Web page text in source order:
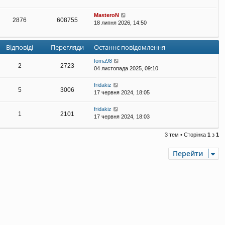
2876 608755
MasteroN
18 липня 2026, 14:50
Відповіді Перегляди Останнє повідомлення
2 2723
foma98
04 листопада 2025, 09:10
5 3006
fridakiz
17 червня 2024, 18:05
1 2101
fridakiz
17 червня 2024, 18:03
3 тем • Сторінка 1 з 1
Перейти